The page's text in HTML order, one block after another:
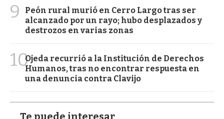
9
Peón rural murió en Cerro Largo tras ser
alcanzado por un rayo; hubo desplazados y
destrozos en varias zonas
10Ojeda recurrió a la Institución de Derechos
Humanos, tras no encontrar respuesta en
una denuncia contra Clavijo
Te puede interesar